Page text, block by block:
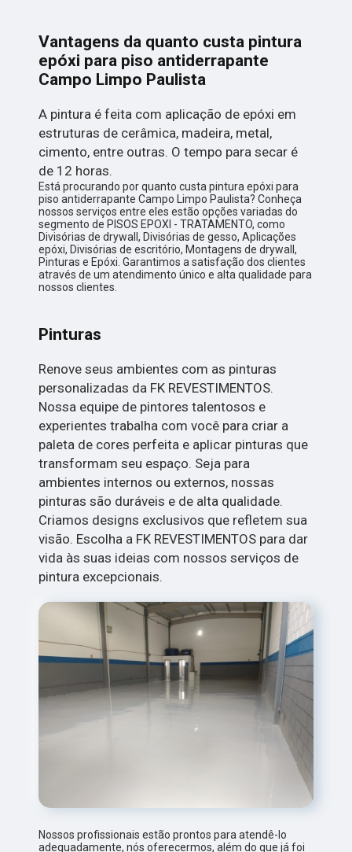
Vantagens da quanto custa pintura
epóxi para piso antiderrapante
Campo Limpo Paulista
A pintura é feita com aplicação de epóxi em
estruturas de cerâmica, madeira, metal,
cimento, entre outras. O tempo para secar é
de 12 horas.
Está procurando por quanto custa pintura epóxi para
piso antiderrapante Campo Limpo Paulista? Conheça
nossos serviços entre eles estão opções variadas do
segmento de PISOS EPOXI - TRATAMENTO, como
Divisórias de drywall, Divisórias de gesso, Aplicações
epóxi, Divisórias de escritório, Montagens de drywall,
Pinturas e Epóxi. Garantimos a satisfação dos clientes
através de um atendimento único e alta qualidade para
nossos clientes.
Pinturas
Renove seus ambientes com as pinturas
personalizadas da FK REVESTIMENTOS.
Nossa equipe de pintores talentosos e
experientes trabalha com você para criar a
paleta de cores perfeita e aplicar pinturas que
transformam seu espaço. Seja para
ambientes internos ou externos, nossas
pinturas são duráveis e de alta qualidade.
Criamos designs exclusivos que refletem sua
visão. Escolha a FK REVESTIMENTOS para dar
vida às suas ideias com nossos serviços de
pintura excepcionais.
Nossos profissionais estão prontos para atendê-lo
adequadamente, nós oferecermos, além do que já foi